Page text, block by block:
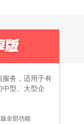
服务，适用于有
中型、大型企
全部功能